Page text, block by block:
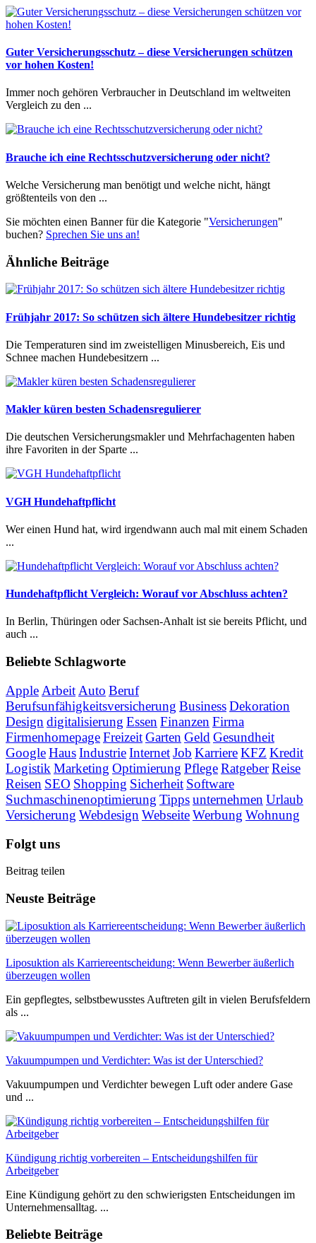
Guter Versicherungsschutz – diese Versicherungen schützen
vor hohen Kosten!
Immer noch gehören Verbraucher in Deutschland im weltweiten
Vergleich zu den ...
Brauche ich eine Rechtsschutzversicherung oder nicht?
Welche Versicherung man benötigt und welche nicht, hängt
größtenteils von den ...
Sie möchten einen Banner für die Kategorie "Versicherungen"
buchen? Sprechen Sie uns an!
Ähnliche Beiträge
Frühjahr 2017: So schützen sich ältere Hundebesitzer richtig
Die Temperaturen sind im zweistelligen Minusbereich, Eis und
Schnee machen Hundebesitzern ...
Makler küren besten Schadensregulierer
Die deutschen Versicherungsmakler und Mehrfachagenten haben
ihre Favoriten in der Sparte ...
VGH Hundehaftpflicht
Wer einen Hund hat, wird irgendwann auch mal mit einem Schaden
...
Hundehaftpflicht Vergleich: Worauf vor Abschluss achten?
In Berlin, Thüringen oder Sachsen-Anhalt ist sie bereits Pflicht, und
auch ...
Beliebte Schlagworte
Apple Arbeit Auto Beruf
Berufsunfähigkeitsversicherung BusinessDekoration
Design digitalisierung Essen Finanzen Firma
FirmenhomepageFreizeitGarten Geld Gesundheit
GoogleHausIndustrieInternetJob KarriereKFZ Kredit
Logistik Marketing Optimierung PflegeRatgeberReise
Reisen SEO Shopping Sicherheit Software
Suchmaschinenoptimierung Tippsunternehmen Urlaub
Versicherung Webdesign WebseiteWerbung Wohnung
Folgt uns
Beitrag teilen
Neuste Beiträge
Liposuktion als Karriereentscheidung: Wenn Bewerber äußerlich
überzeugen wollen
Ein gepflegtes, selbstbewusstes Auftreten gilt in vielen Berufsfeldern
als ...
Vakuumpumpen und Verdichter: Was ist der Unterschied?
Vakuumpumpen und Verdichter bewegen Luft oder andere Gase
und ...
Kündigung richtig vorbereiten – Entscheidungshilfen für
Arbeitgeber
Eine Kündigung gehört zu den schwierigsten Entscheidungen im
Unternehmensalltag. ...
Beliebte Beiträge